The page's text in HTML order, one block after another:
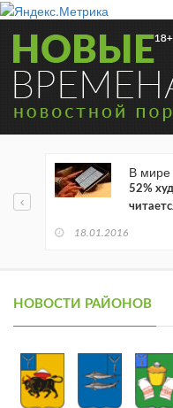
В мире
52%
18.01.2016
НОВОСТИ РАЙОНОВ